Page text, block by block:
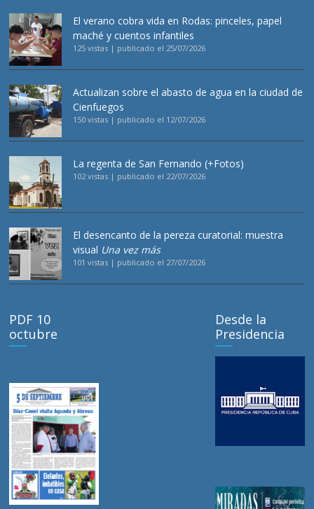
El verano cobra vida en Rodas: pinceles, papel
maché y cuentos infantiles
125 vistas | publicado el 25/07/2026
Actualizan sobre el abasto de agua en la ciudad de
Cienfuegos
150 vistas | publicado el 12/07/2026
La regenta de San Fernando (+Fotos)
102 vistas | publicado el 22/07/2026
El desencanto de la pereza curatorial: muestra
visual Una vez más
101 vistas | publicado el 27/07/2026
PDF 10
octubre
Desde la
Presidencia